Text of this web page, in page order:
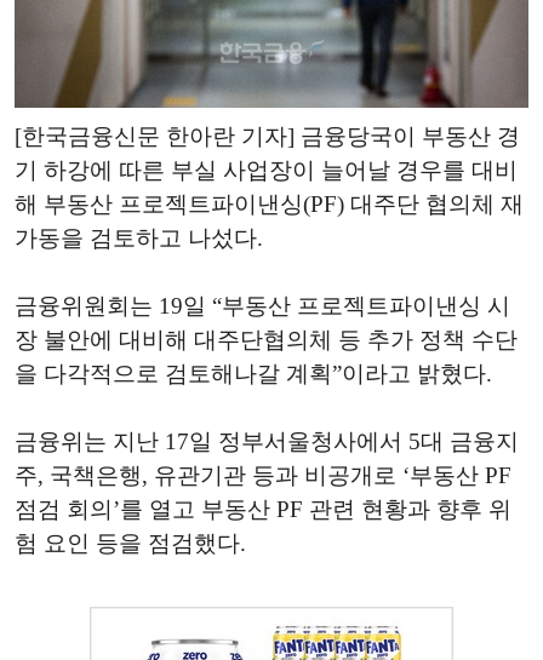
[한국금융신문 한아란 기자] 금융당국이 부동산 경
기 하강에 따른 부실 사업장이 늘어날 경우를 대비
해 부동산 프로젝트파이낸싱(PF) 대주단 협의체 재
가동을 검토하고 나섰다.
금융위원회는 19일 “부동산 프로젝트파이낸싱 시
장 불안에 대비해 대주단협의체 등 추가 정책 수단
을 다각적으로 검토해나갈 계획”이라고 밝혔다.
금융위는 지난 17일 정부서울청사에서 5대 금융지
주, 국책은행, 유관기관 등과 비공개로 ‘부동산 PF
점검 회의’를 열고 부동산 PF 관련 현황과 향후 위
험 요인 등을 점검했다.